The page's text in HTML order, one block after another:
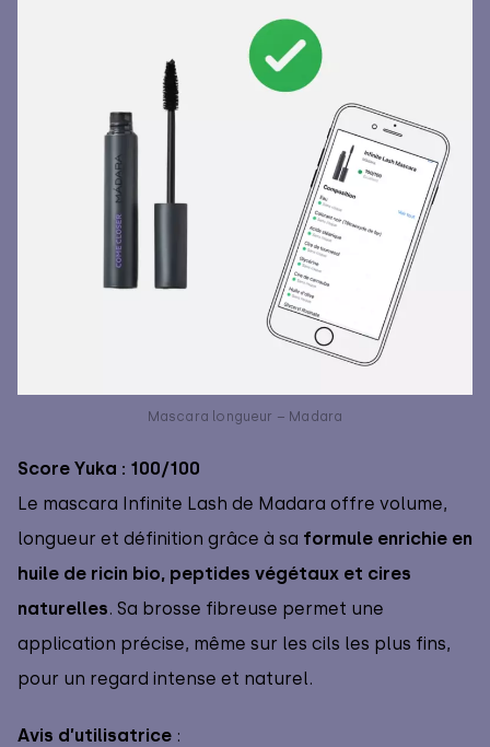
Mascara longueur – Madara
Score Yuka : 100/100
Le mascara Infinite Lash de Madara offre volume,
longueur et définition grâce à sa formule enrichie en
huile de ricin bio, peptides végétaux et cires
naturelles. Sa brosse fibreuse permet une
application précise, même sur les cils les plus fins,
pour un regard intense et naturel.
Avis d’utilisatrice :